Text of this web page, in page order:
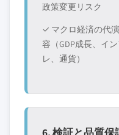
政策変更リスク
✓ マクロ経済の代
容（GDP成長、イン
レ、通貨）
6. 検証と品質保